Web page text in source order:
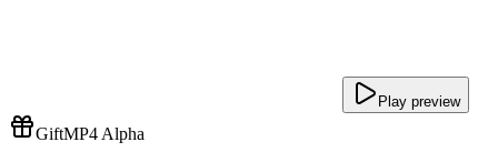
Play preview
GiftMP4 Alpha